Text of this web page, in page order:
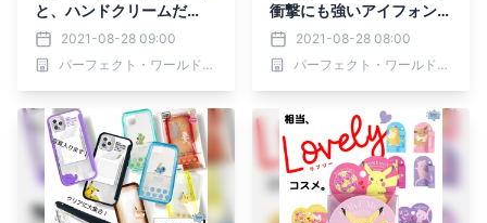
と、ハンドクリームだ
と！？！？
2021-08-28 09:00
パーフェクト・ワールド株式会社
衝撃にも強いアイフォンケ
ースたち2021-08-28 08:00
パーフェクト・ワールド株式会社